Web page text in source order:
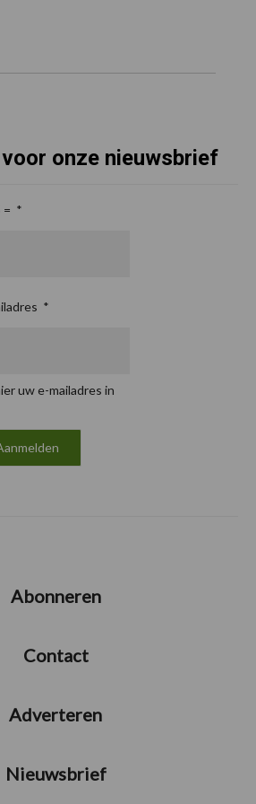
onze nieuwsbrief
= *
*
uw e-mailadres in
Abonneren
Contact
Adverteren
Nieuwsbrief